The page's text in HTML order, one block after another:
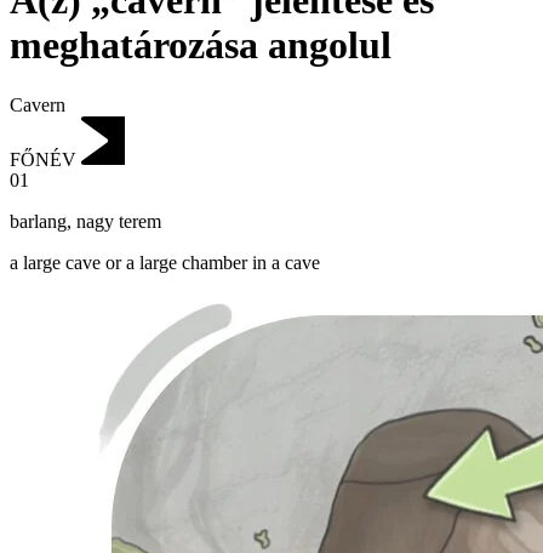
meghatározása angolul
Cavern
FŐNÉV
01
barlang, nagy terem
a large cave or a large chamber in a cave